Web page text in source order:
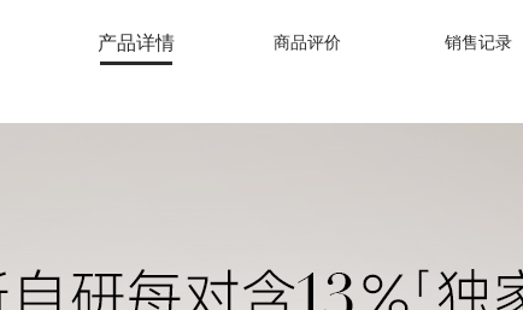
产品详情 商品评价 销售记录